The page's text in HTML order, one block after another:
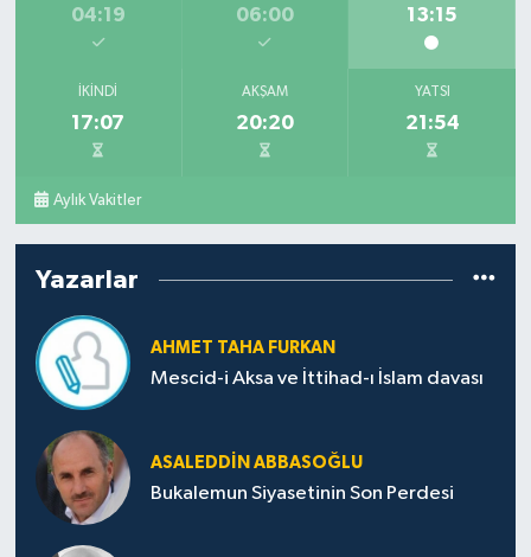
04:19 06:00 13:15
İKINDI
17:07
AKŞAM
20:20
YATSI
21:54
Aylık Vakitler
Yazarlar
AHMET TAHA FURKAN
Mescid-i Aksa ve İttihad-ı İslam davası
ASALEDDIN ABBASOĞLU
Bukalemun Siyasetinin Son Perdesi